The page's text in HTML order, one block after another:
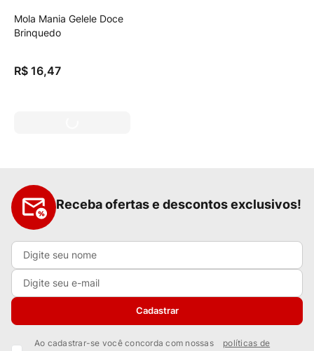
Mola Mania Gelele Doce
Brinquedo
R$ 16,47
Receba ofertas e descontos exclusivos!
Cadastrar
Ao cadastrar-se você concorda com nossas
políticas de